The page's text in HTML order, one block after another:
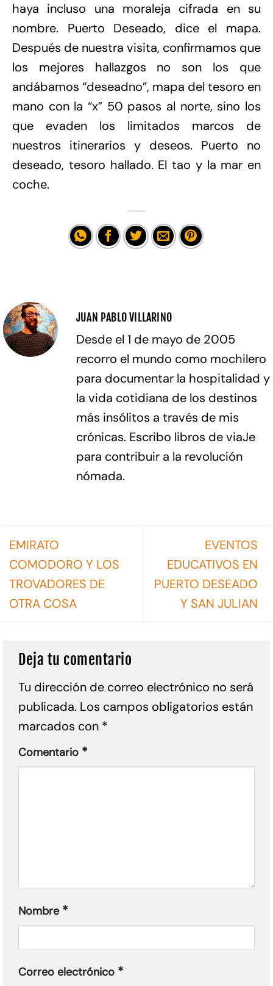
haya incluso una moraleja cifrada en su
nombre. Puerto Deseado, dice el mapa.
Después de nuestra visita, confirmamos que
los mejores hallazgos no son los que
andábamos “deseadno”, mapa del tesoro en
mano con la “x” 50 pasos al norte, sino los
que evaden los limitados marcos de
nuestros itinerarios y deseos. Puerto no
deseado, tesoro hallado. El tao y la mar en
coche.
JUAN PABLO VILLARINO
Desde el 1 de mayo de 2005
recorro el mundo como mochilero
para documentar la hospitalidad y
la vida cotidiana de los destinos
más insólitos a través de mis
crónicas. Escribo libros de viaJe
para contribuir a la revolución
nómada.
EMIRATO
COMODORO Y LOS
TROVADORES DE
OTRA COSA
EVENTOS
EDUCATIVOS EN
PUERTO DESEADO
Y SAN JULIAN
Deja tu comentario
Tu dirección de correo electrónico no será
publicada. Los campos obligatorios están
marcados con *
Comentario *
Nombre *
Correo electrónico *